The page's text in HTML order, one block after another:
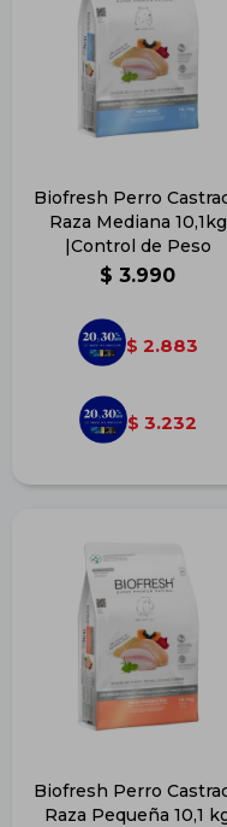
Biofresh Perro
Raza Mediana 10,1kg
|Control de Peso
$ 3.990
$ 2.883
$ 3.232
Biofresh Perro
Raza Pequeña 10,1